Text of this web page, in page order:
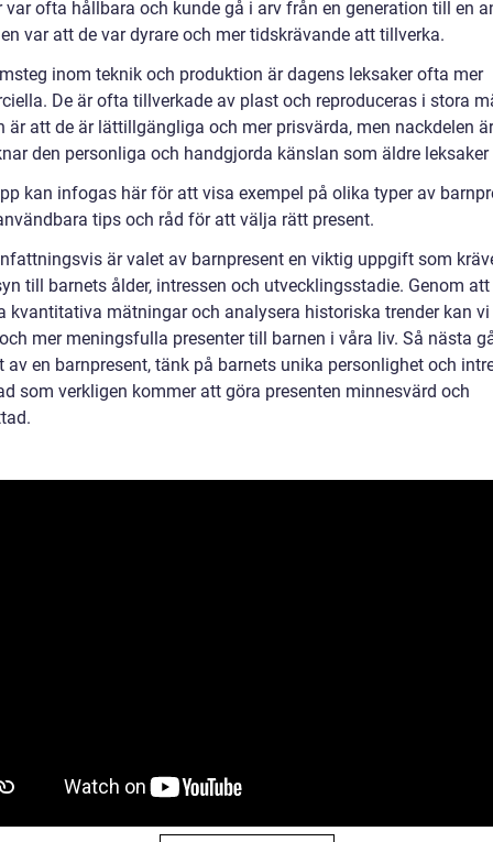
var ofta hållbara och kunde gå i arv från en generation till en
var att de var dyrare och mer tidskrävande att tillverka.
inom teknik och produktion är dagens leksaker ofta mer
De är ofta tillverkade av plast och reproduceras i stora
är att de är lättillgängliga och mer prisvärda, men nackdelen
den personliga och handgjorda känslan som äldre leksaker
kan infogas här för att visa exempel på olika typer av
tips och råd för att välja rätt present.
är valet av barnpresent en viktig uppgift som
till barnets ålder, intressen och utvecklingsstadie. Genom att
kvantitativa mätningar och analysera historiska trender kan vi
mer meningsfulla presenter till barnen i våra liv. Så nästa
av en barnpresent, tänk på barnets unika personlighet och
som verkligen kommer att göra presenten minnesvärd och